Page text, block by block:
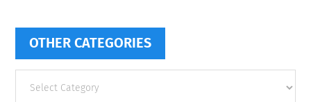
OTHER CATEGORIES
categories